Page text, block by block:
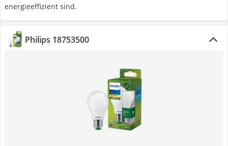
energieeffizient sind.
Philips 18753500